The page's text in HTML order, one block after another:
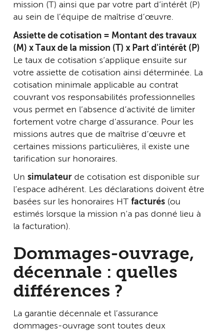
mission (T) ainsi que par votre part d’intérêt (P)
au sein de l’équipe de maîtrise d’œuvre.
Assiette de cotisation = Montant des travaux
(M) x Taux de la mission (T) x Part d'intérêt (P)
Le taux de cotisation s’applique ensuite sur
votre assiette de cotisation ainsi déterminée. La
cotisation minimale applicable au contrat
couvrant vos responsabilités professionnelles
vous permet en l’absence d’activité de limiter
fortement votre charge d’assurance. Pour les
missions autres que de maîtrise d’œuvre et
certaines missions particulières, il existe une
tarification sur honoraires.
Un simulateur de cotisation est disponible sur
l’espace adhérent. Les déclarations doivent être
basées sur les honoraires HT facturés (ou
estimés lorsque la mission n'a pas donné lieu à
la facturation).
Dommages-ouvrage,
décennale : quelles
différences ?
La garantie décennale et l’assurance
dommages-ouvrage sont toutes deux